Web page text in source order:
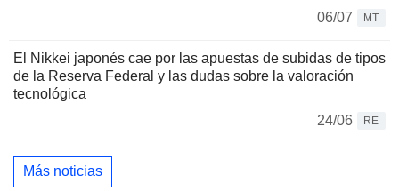
06/07
MT
El Nikkei japonés cae por las apuestas de subidas de tipos
de la Reserva Federal y las dudas sobre la valoración
tecnológica
24/06
RE
Más noticias